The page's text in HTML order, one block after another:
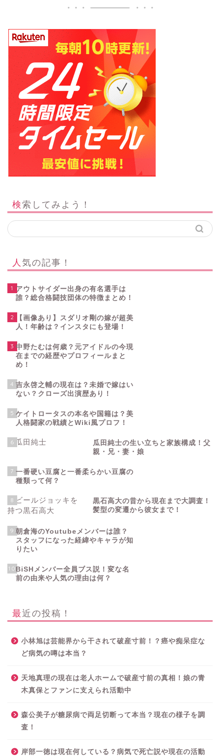
検索してみよう！
人気の記事！
1 アウトサイダー出身の有名選手は
誰？総合格闘技団体の特徴まとめ！
2
【画像あり】スダリオ剛の嫁が超美
人！年齢は？インスタにも登場！
3 中野たむは何歳？元アイドルの今現
在までの経歴やプロフィールまと
め！
4 吉永啓之輔の現在は？未婚で嫁はい
ない？クローズ出演歴あり！
5 ケイトロータスの本名や国籍は？美
人格闘家の戦績とWiki風プロフ！
6
瓜田純士の生い立ちと家族構成！父
親・兄・妻・娘
7 一番硬い豆腐と一番柔らかい豆腐の
種類って何？
8
黒石高大の昔から現在まで大調査！
髪型の変遷から彼女まで！
9 朝倉海のYoutubeメンバーは誰？
スタッフになった経緯やキャラが知
りたい
10 BiSHメンバー全員ブス説！変な名
前の由来や人気の理由は何？
最近の投稿！
小林旭は芸能界から干されて破産寸前！？癌や痴呆症な
ど病気の噂は本当？
天地真理の現在は老人ホームで破産寸前の真相！娘の青
木真保とファンに支えられ活動中
森公美子が糖尿病で両足切断って本当？現在の様子を調
査！
岸部一徳は現在何している？病気で死亡説や現在の活動